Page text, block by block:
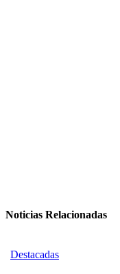
Noticias Relacionadas
Destacadas